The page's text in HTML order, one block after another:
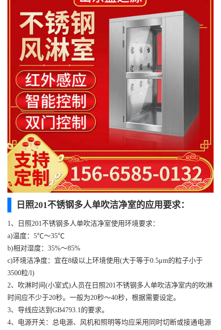
日照201不锈钢多人单吹洁净室的应用要求：
1、日照201不锈钢多人单吹洁净室使用环境要求：
a)温度：5℃～35℃
b)相对湿度：35%～85%
c)环境洁净度：宜在8级以上环境使用(大于等于0.5μm的粒子小于
3500粒/l)
2、吹淋时间(小室式)人员在日照201不锈钢多人单吹洁净室内的吹淋
时间应不少于20秒。一般为20秒～40秒，根据需要设定。
3、导线应达到GB4793.1的要求。
4、电源开关：总电源、风机和照明等均应采用同时切断或接通电源